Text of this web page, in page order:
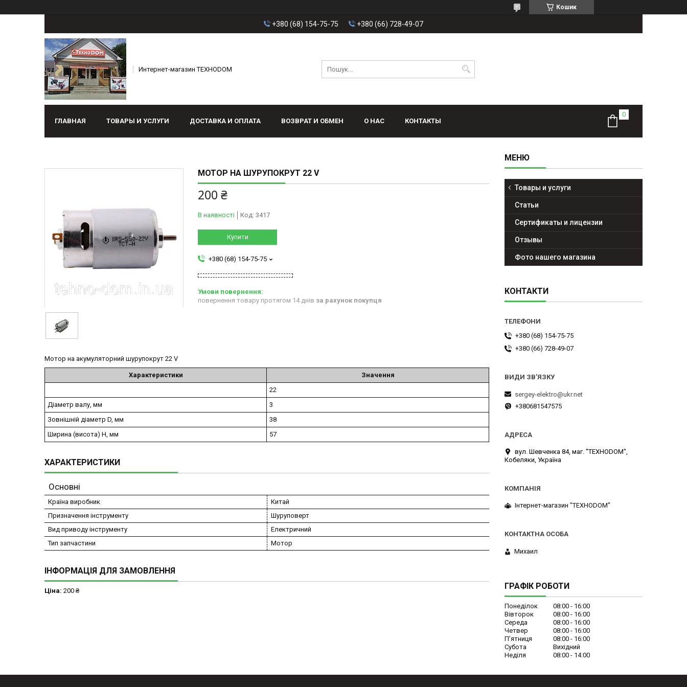
Кошик
+380 (68) 154-75-75 +380 (66) 728-49-07
Интернет-магазин ТЕХНОDOM
ГЛАВНАЯ ТОВАРЫ И УСЛУГИ ДОСТАВКА И ОПЛАТА ВОЗВРАТ И ОБМЕН О НАС КОНТАКТЫ
МОТОР НА ШУРУПОКРУТ 22 V
200 ₴
В наявності Код: 3417
Купити
+380 (68) 154-75-75
повернення товару протягом 14 днів за рахунок покупця
Мотор на акумуляторний шурупокрут 22 V
Характеристики
Значення
22
Діаметр валу, мм
3
Зовнішній діаметр D, мм
38
Ширина (висота) H, мм
57
ХАРАКТЕРИСТИКИ
Основні
Країна виробник
Китай
Призначення інструменту
Шуруповерт
Вид приводу інструменту
Електричний
Тип запчастини
Мотор
ІНФОРМАЦІЯ ДЛЯ ЗАМОВЛЕННЯ
Ціна: 200 ₴
Товары и услуги
Статьи
Сертификаты и лицензии
Отзывы
Фото нашего магазина
КОНТАКТИ
+380 (68) 154-75-75
+380 (66) 728-49-07
sergey-elektro@ukr.net
+380681547575
вул. Шевченка 84, маг. "ТЕХНОDOM",
Кобеляки, Україна
Інтернет-магазин "ТЕХНОDOM"
Михаил
ГРАФІК РОБОТИ
Понеділок 08:00
16:00
Вівторок
08:00
16:00
Середа
08:00
16:00
Четвер
08:00
16:00
Пʼятниця
08:00
16:00
Субота
Вихідний
Неділя
08:00 14:00